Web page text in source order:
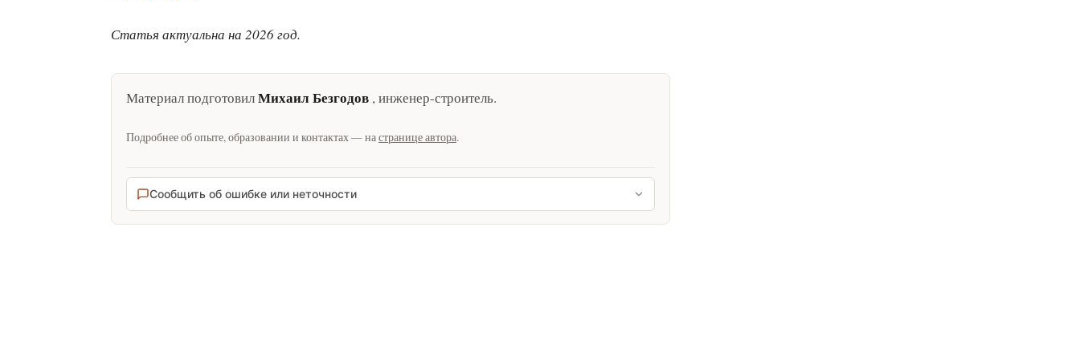
Статья актуальна на 2026 год.
Материал подготовилМихаил Безгодов , инженер-строитель.
Подробнее об опыте, образовании и контактах — настранице автора.
Сообщить об ошибке или неточности